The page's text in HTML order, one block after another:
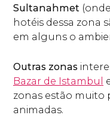
Sultanahmet
hotéis dessa zona
em alguns o
Outras zonas
Bazar de Istambul
zonas estão muito
animadas.